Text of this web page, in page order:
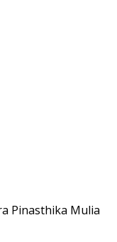
Pinasthika Mulia